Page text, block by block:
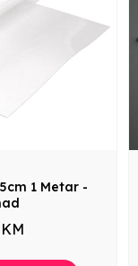
1 Metar -